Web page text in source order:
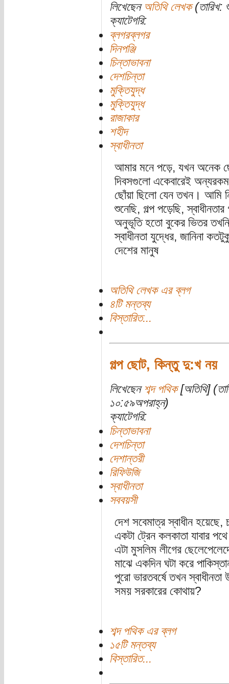
লিখেছেন অতিথি লেখক(তারিখ:
ক্যাটেগরি:
ব্লগরব্লগর
দিনপঞ্জি
চিন্তাভাবনা
দেশচিন্তা
মুক্তিযুদ্ধ
মুক্তিযুদ্ধ
রাজাকার
শহীদ
স্বাধীনতা
আমার মনে পড়ে, যখন অনেক
দিবসগুলো একেবারেই
ছোঁয়া ছিলো যেন তখন। আমি
শুনেছি, গল্প পড়েছি,
অনুভূতি হতো বুকের ভিতর
স্বাধীনতা যুদ্ধের, জানিনা
দেশের মানুষ
অতিথি লেখক এর ব্লগ
৪টি মন্তব্য
বিস্তারিত...
গল্প ছোট, কিন্তু দু:খ নয়
লিখেছেন শব্দ পথিক[অতিথি]
১০:৫৯অপরাহ্ন)
ক্যাটেগরি:
চিন্তাভাবনা
দেশচিন্তা
দেশান্তরী
রিফিউজি
স্বাধীনতা
সববয়সী
দেশ সবেমাত্র স্বাধীন হয়েছে,
একটা ট্রেন কলকাতা যাবার
এটা মুসলিম লীগের
মাঝে একদিন ঘটা করে
পুরো ভারতবর্ষে তখন স্বাধীনতা
সময় সরকারের কোথায়?
শব্দ পথিক এর ব্লগ
১৫টি মন্তব্য
বিস্তারিত...